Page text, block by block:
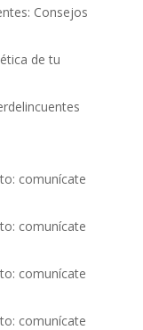
Consejos
de tu
comunícate
comunícate
comunícate
comunícate